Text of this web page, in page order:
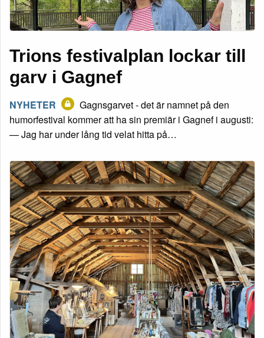
Trions festivalplan lockar till
garv i Gagnef
NYHETER
Gagnsgarvet - det är namnet på den
humorfestival kommer att ha sin premiär i Gagnef i augusti:
— Jag har under lång tid velat hitta på…